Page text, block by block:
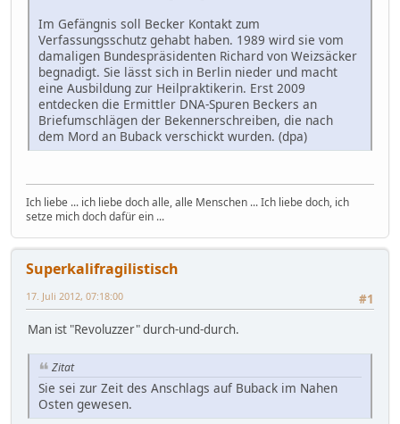
Im Gefängnis soll Becker Kontakt zum
Verfassungsschutz gehabt haben. 1989 wird sie vom
damaligen Bundespräsidenten Richard von Weizsäcker
begnadigt. Sie lässt sich in Berlin nieder und macht
eine Ausbildung zur Heilpraktikerin. Erst 2009
entdecken die Ermittler DNA-Spuren Beckers an
Briefumschlägen der Bekennerschreiben, die nach
dem Mord an Buback verschickt wurden. (dpa)
Ich liebe ... ich liebe doch alle, alle Menschen ... Ich liebe doch, ich
setze mich doch dafür ein ...
Superkalifragilistisch
#1
17. Juli 2012, 07:18:00
Man ist "Revoluzzer" durch-und-durch.
Zitat
Sie sei zur Zeit des Anschlags auf Buback im Nahen
Osten gewesen.